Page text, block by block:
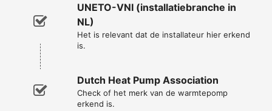
UNETO-VNI (installatiebranche in
NL)
Het is relevant dat de installateur hier erkend
is.
Dutch Heat Pump Association
Check of het merk van de warmtepomp
erkend is.